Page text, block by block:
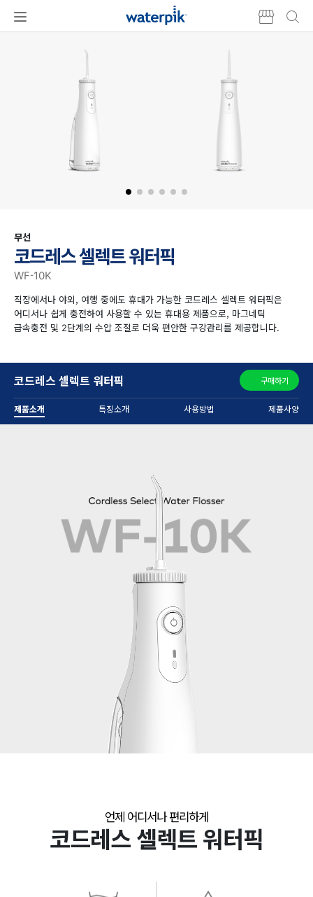
본문
바로가기
무선
코드레스 셀렉트 워터픽
WF-10K
직장에서나 야외, 여행 중에도 휴대가 가능한 코드레스 셀렉트 워터픽은
어디서나 쉽게 충전하여 사용할 수 있는 휴대용 제품으로, 마그네틱
급속충전 및 2단계의 수압 조절로 더욱 편안한 구강관리를 제공합니다.
워터픽
제품군
코드레스 셀렉트 워터픽
제품소개 특징소개 사용방법 제품사양
구매하기
언제 어디서나 편리하게
코드레스 셀렉트 워터픽